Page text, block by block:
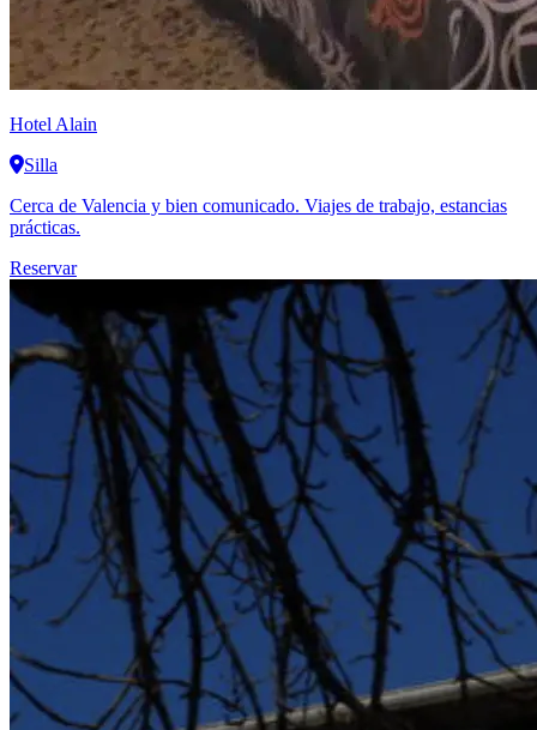
Hotel Alain
Silla
Cerca de Valencia y bien comunicado. Viajes de trabajo, estancias
prácticas.
Reservar